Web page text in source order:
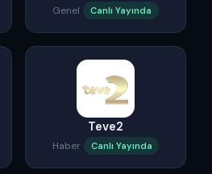
Genel Canlı Yayında
Teve2
Haber Canlı Yayında